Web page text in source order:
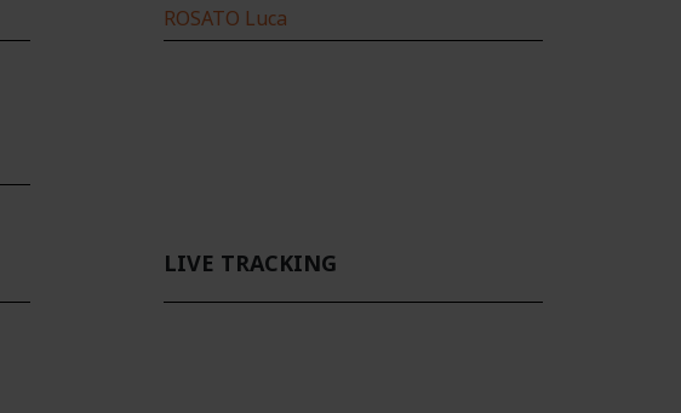
ROSATO Luca
LIVE TRACKING